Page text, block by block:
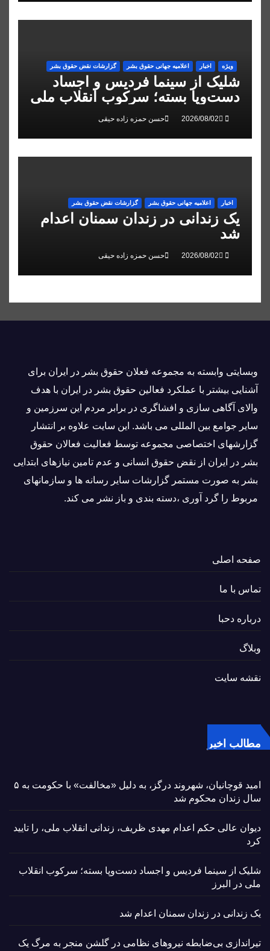
ویژه اخبار اعلاميه جهانی حقوق بشر گزارشات نقض حقوق بشر
شلیک از سینما فردیس و اجساد
دست‌وپا بسته؛ سرکوب انقلاب ملی
در البرز
حسن حمزه زاده حیقی
اخبار اعلاميه جهانی حقوق بشر گزارشات نقض حقوق بشر
یک زندانی در زندان سمنان اعدام
شد
حسن حمزه زاده حیقی
وبسايتى وابسته به مجموعه فعلان حقوق بشر در ایران برای
آشنایی بيشتر با عملکرد فعالین حقوق بشر در ایران با هدف
والاى آگاهى سازی و افشاگرى در برابر مردم این سرزمین و
ساير جوامع بین المللى می باشد. این سایت علاوه بر انتشار
گزارشهای اختصاصی مجموعه توسط فعاليت فعالان حقوق
بشر در ایران از نقض حقوق انسانی و عدم تامین نیازهای ابتدایی
بشر به صورت مستمر گزارشات سایر رسانه ها و سازمانهای
مربوط را گرد آوری ،دسته بندی و باز نشر می كند.
صفحه اصلی
تماس با ما
درباره دحبا
وبلاگ
نقشه سایت
مطالب اخیر
امید قوچانیان، شهروند درگز، به دلیل «مخالفت» با حکومت به ۵
سال زندان محکوم شد
دیوان عالی حکم اعدام مهدی ظریف، زندانی انقلاب ملی، را تایید
کرد
شلیک از سینما فردیس و اجساد دست‌وپا بسته؛ سرکوب انقلاب
ملی در البرز
یک زندانی در زندان سمنان اعدام شد
تیراندازی بی‌ضابطه نیروهای نظامی در گلشن منجر به مرگ یک